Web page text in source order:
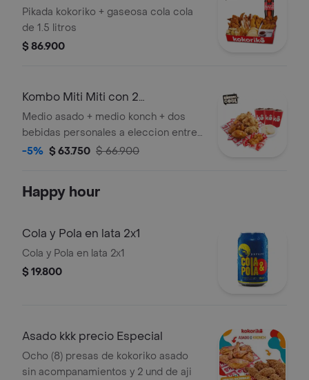
Pikada kokoriko + gaseosa cola cola
de 1.5 litros
$ 86.900
Kombo Miti Miti con 2
Acompanamientos
Medio asado + medio konch + dos
bebidas personales a eleccion entre:
gaseosa de 400 ml - agua
-5% $ 63.750 $ 66.900
Happy hour
Cola y Pola en lata 2x1
Cola y Pola en lata 2x1
$ 19.800
Asado kkk precio Especial
Ocho (8) presas de kokoriko asado
sin acompanamientos y 2 und de aji